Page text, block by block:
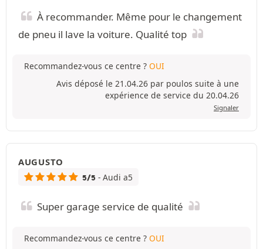
À recommander. Même pour le changement
de pneu il lave la voiture. Qualité top
Recommandez-vous ce centre ? OUI
Avis déposé le 21.04.26 par poulos suite à une
expérience de service du 20.04.26
Signaler
AUGUSTO
5/5 - Audi a5
Super garage service de qualité
Recommandez-vous ce centre ? OUI